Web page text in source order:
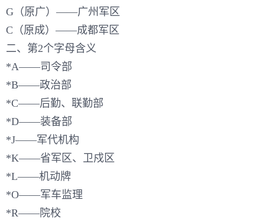
G（原广）——广州军区
C（原成）——成都军区
二、第2个字母含义
*A——司令部
*B——政治部
*C——后勤、联勤部
*D——装备部
*J——军代机构
*K——省军区、卫戍区
*L——机动牌
*O——军车监理
*R——院校